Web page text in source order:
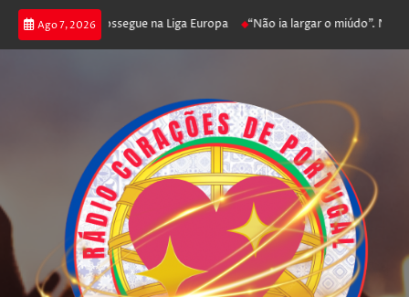
Ago 7, 2026
poker e prossegue na Liga Europa “Não ia largar o miúdo”.